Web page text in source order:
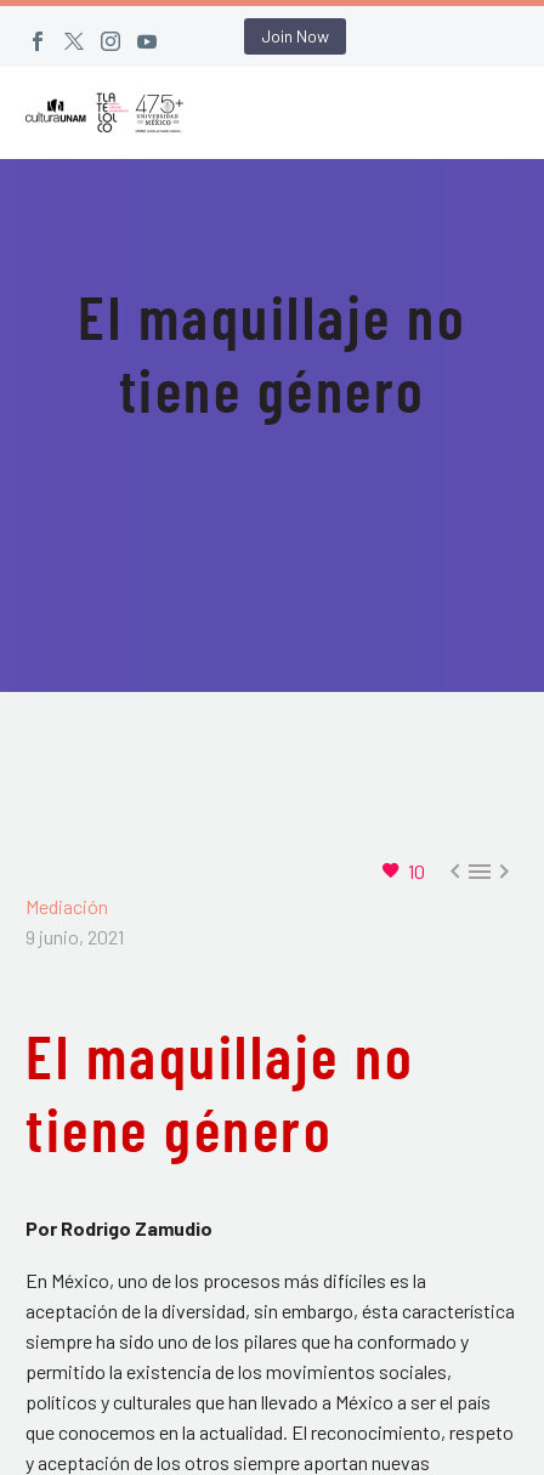
Join Now
El maquillaje no
tiene género
10 
Mediación
9 junio, 2021
El maquillaje no
tiene género
Por Rodrigo Zamudio
En México, uno de los procesos más difíciles es la
aceptación de la diversidad, sin embargo, ésta característica
siempre ha sido uno de los pilares que ha conformado y
permitido la existencia de los movimientos sociales,
políticos y culturales que han llevado a México a ser el país
que conocemos en la actualidad. El reconocimiento, respeto
y aceptación de los otros siempre aportan nuevas